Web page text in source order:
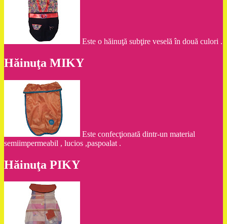
Este o hăinuţă subţire veselă în două culori .
Hăinuţa MIKY
Este confecţionată dintr-un material
semiimpermeabil , lucios ,paspoalat .
Hăinuţa PIKY